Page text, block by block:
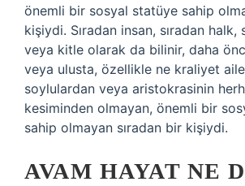
önemli bir sosyal statüye sahip
kişiydi. Sıradan insan, sıradan halk,
veya kitle olarak da bilinir, daha
veya ulusta, özellikle ne kraliyet
soylulardan veya aristokrasinin
kesiminden olmayan, önemli bir
sahip olmayan sıradan bir kişiydi.
AVAM HAYAT NE